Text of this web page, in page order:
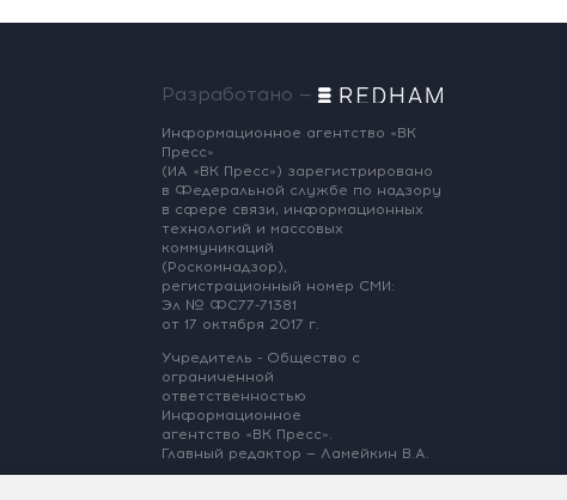
Разработано —
Информационное агентство «ВК
Пресс»
(ИА «ВК Пресс») зарегистрировано
в Федеральной службе по надзору
в сфере связи, информационных
технологий и массовых
коммуникаций
(Роскомнадзор),
регистрационный номер СМИ:
Эл № ФС77-71381
от 17 октября 2017 г.
Учредитель - Общество с
ограниченной
ответственностью
Информационное
агентство «ВК Пресс».
Главный редактор — Ламейкин В.А.